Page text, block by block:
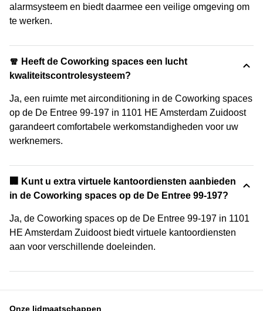
alarmsysteem en biedt daarmee een veilige omgeving om
te werken.
🧣 Heeft de Coworking spaces een lucht
kwaliteitscontrolesysteem?
Ja, een ruimte met airconditioning in de Coworking spaces
op de De Entree 99-197 in 1101 HE Amsterdam Zuidoost
garandeert comfortabele werkomstandigheden voor uw
werknemers.
🏢 Kunt u extra virtuele kantoordiensten aanbieden
in de Coworking spaces op de De Entree 99-197?
Ja, de Coworking spaces op de De Entree 99-197 in 1101
HE Amsterdam Zuidoost biedt virtuele kantoordiensten
aan voor verschillende doeleinden.
Onze lidmaatschappen